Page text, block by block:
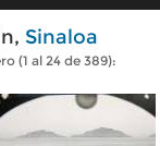
Sinaloa
(1 al 24 de 389):